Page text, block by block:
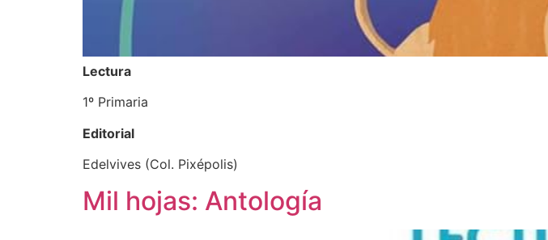
Lectura
1º Primaria
Editorial
Edelvives (Col. Pixépolis)
Mil hojas: Antología